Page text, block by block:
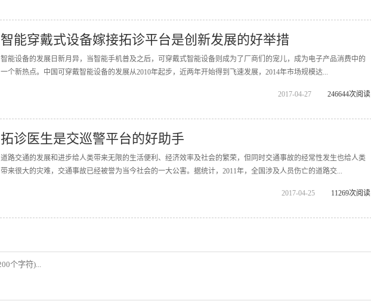
智能穿戴式设备嫁接拓诊平台是创新发展的好举措
智能设备的发展日新月异，当智能手机普及之后，可穿戴式智能设备则成为了厂商们的宠儿，成为电子产品消费中的
一个新热点。中国可穿戴智能设备的发展从2010年起步，近两年开始得到飞速发展，2014年市场规模达...
2017-04-27 246644次阅读
拓诊医生是交巡警平台的好助手
道路交通的发展和进步给人类带来无限的生活便利、经济效率及社会的繁荣，但同时交通事故的经常性发生也给人类
带来很大的灾难，交通事故已经被誉为当今社会的一大公害。据统计，2011年，全国涉及人员伤亡的道路交...
2017-04-25 11269次阅读